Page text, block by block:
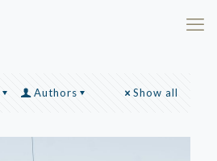
Authors Show all